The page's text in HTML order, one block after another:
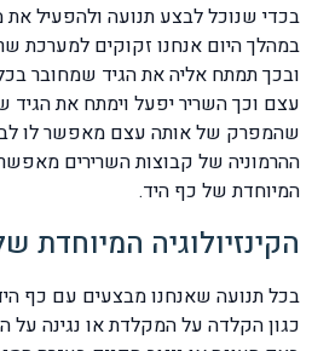
בכדי שנוכל לבצע תנועה ולהפעיל
במהלך היום אנחנו זקוקים למערכת
ובכך תמתח אליה את הגיד שמחובר
עצם וכך השריר יפעל וימתח את הגיד
שהמפרק של אותה עצם מאפשר לו
ההרמוניה של קבוצות השרירים
המיוחדת של כף היד.
הקינזיולוגיה המיוחדת
בכל תנועה שאנחנו מבצעים עם כף
כגון הקלדה על המקלדת או נגינה על